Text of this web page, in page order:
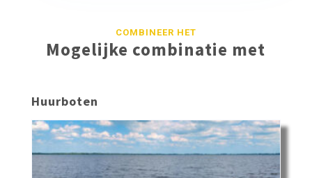
COMBINEER HET
Mogelijke combinatie met
Huurboten